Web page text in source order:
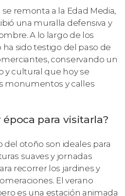
remonta a la Edad Media,
una muralla defensiva y
A lo largo de los
ha sido testigo del paso de
conservando un
y cultural que hoy se
monumentos y calles
época para visitarla?
del otoño son ideales para
suaves y jornadas
recorrer los jardines y
El verano
es una estación animada